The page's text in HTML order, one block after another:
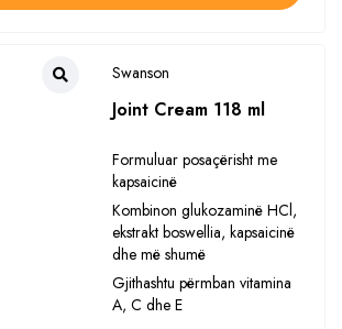
Swanson
Joint Cream 118 ml
Formuluar posaçërisht me
kapsaicinë
Kombinon glukozaminë HCl,
ekstrakt boswellia, kapsaicinë
dhe më shumë
Gjithashtu përmban vitamina
A, C dhe E